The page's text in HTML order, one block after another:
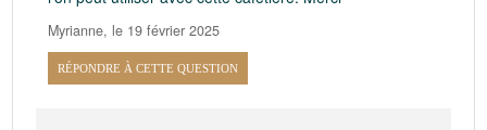
Myrianne, le 19 février 2025
RÉPONDRE À CETTE QUESTION